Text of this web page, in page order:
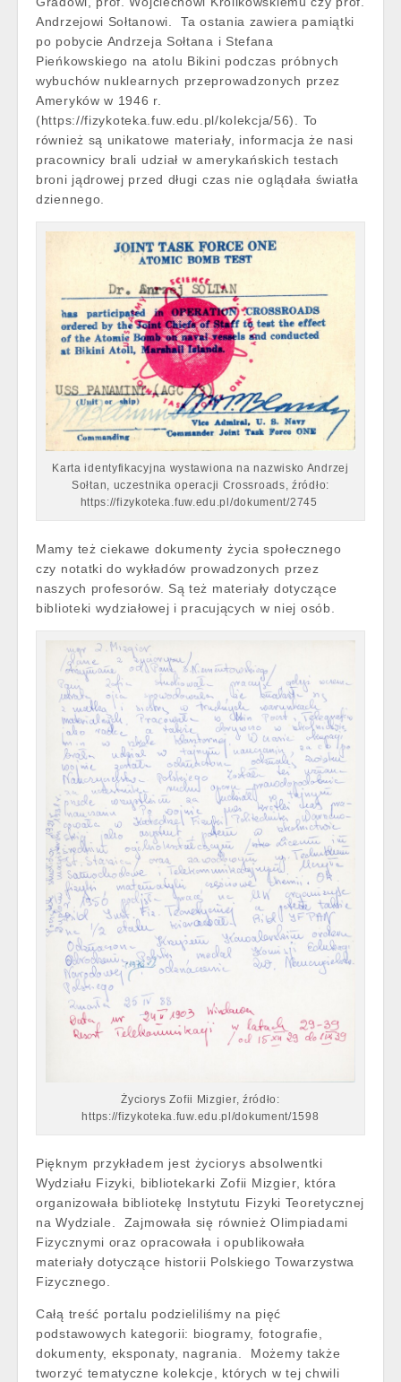
Andrzejowi Sołtanowi. Ta ostania zawiera pamiątki
po pobycie Andrzeja Sołtana i Stefana
Pieńkowskiego na atolu Bikini podczas próbnych
wybuchów nuklearnych przeprowadzonych przez
Ameryków w 1946 r.
(https://fizykoteka.fuw.edu.pl/kolekcja/56). To
również są unikatowe materiały, informacja że nasi
pracownicy brali udział w amerykańskich testach
broni jądrowej przed długi czas nie oglądała światła
dziennego.
Karta identyfikacyjna wystawiona na nazwisko Andrzej
Sołtan, uczestnika operacji Crossroads, źródło:
https://fizykoteka.fuw.edu.pl/dokument/2745
Mamy też ciekawe dokumenty życia społecznego
czy notatki do wykładów prowadzonych przez
naszych profesorów. Są też materiały dotyczące
biblioteki wydziałowej i pracujących w niej osób.
Życiorys Zofii Mizgier, źródło:
https://fizykoteka.fuw.edu.pl/dokument/1598
Pięknym przykładem jest życiorys absolwentki
Wydziału Fizyki, bibliotekarki Zofii Mizgier, która
organizowała bibliotekę Instytutu Fizyki Teoretycznej
na Wydziale. Zajmowała się również Olimpiadami
Fizycznymi oraz opracowała i opublikowała
materiały dotyczące historii Polskiego Towarzystwa
Fizycznego.
Całą treść portalu podzieliliśmy na pięć
podstawowych kategorii: biogramy, fotografie,
dokumenty, eksponaty, nagrania. Możemy także
tworzyć tematyczne kolekcje, których w tej chwili